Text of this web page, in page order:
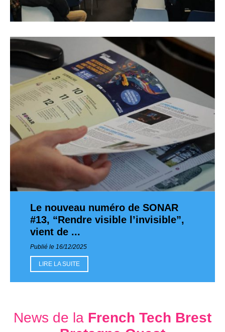
Le nouveau numéro de SONAR
#13, “Rendre visible l’invisible”,
vient de ...
Publié le 16/12/2025
LIRE LA SUITE
News de la French Tech Brest